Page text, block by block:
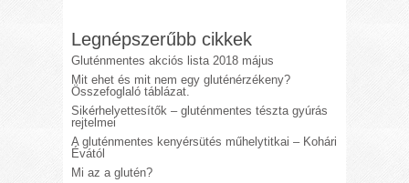
Legnépszerűbb cikkek
Gluténmentes akciós lista 2018 május
Mit ehet és mit nem egy gluténérzékeny?
Összefoglaló táblázat.
Sikérhelyettesítők – gluténmentes tészta gyúrás
rejtelmei
A gluténmentes kenyérsütés műhelytitkai – Kohári
Évától
Mi az a glutén?